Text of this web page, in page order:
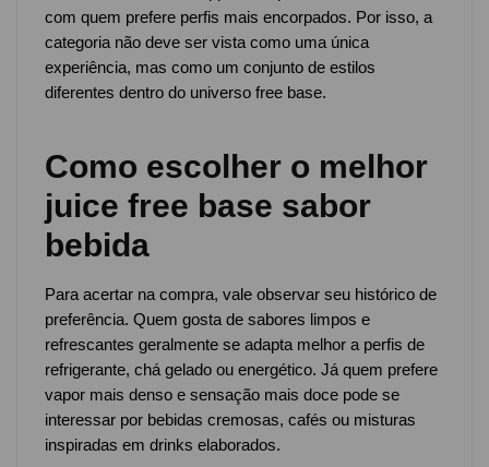
com quem prefere perfis mais encorpados. Por isso, a
categoria não deve ser vista como uma única
experiência, mas como um conjunto de estilos
diferentes dentro do universo free base.
Como escolher o melhor
juice free base sabor
bebida
Para acertar na compra, vale observar seu histórico de
preferência. Quem gosta de sabores limpos e
refrescantes geralmente se adapta melhor a perfis de
refrigerante, chá gelado ou energético. Já quem prefere
vapor mais denso e sensação mais doce pode se
interessar por bebidas cremosas, cafés ou misturas
inspiradas em drinks elaborados.